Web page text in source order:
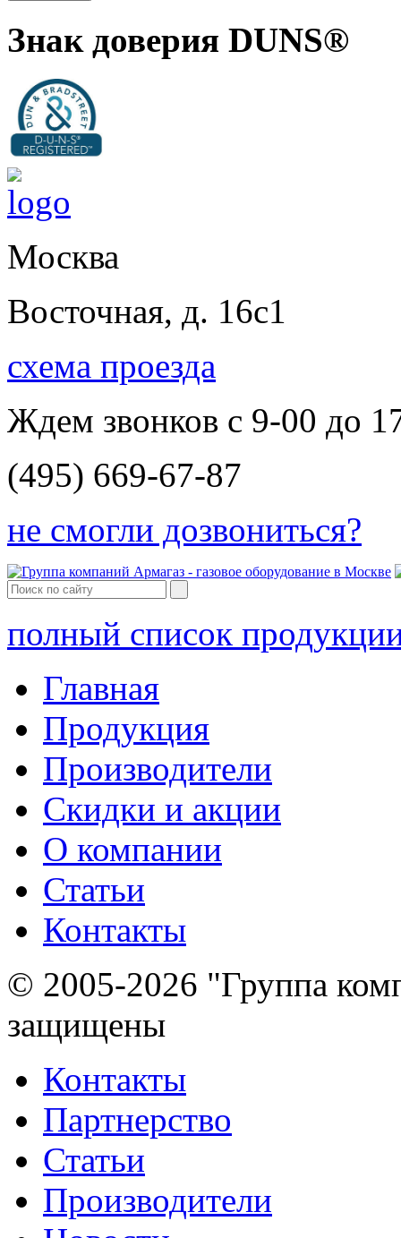
Знак доверия DUNS®
Москва
Восточная, д. 16с1
схема проезда
Ждем звонков с 9-00 до
(495) 669-67-87
не смогли дозвониться?
полный список
Главная
Продукция
Производители
Скидки и акции
О компании
Статьи
Контакты
© 2005-2026 "Группа
защищены
Контакты
Партнерство
Статьи
Производители